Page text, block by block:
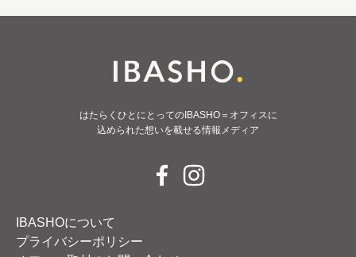
はたらくひとにとってのIBASHO＝オフィスに
込められた想いを載せる情報メディア
IBASHOについて
プライバシーポリシー